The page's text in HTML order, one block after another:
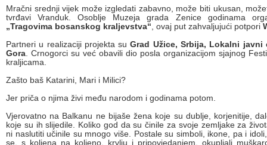
Mračni srednji vijek može izgledati zabavno, može biti ukusan,
tvrđavi Vranduk. Osoblje Muzeja grada Zenice godinama
„Tragovima bosanskog kraljevstva“ , ovaj put zahvaljujući potpori
Partneri u realizaciji projekta suGrad Užice, Srbija, Lokalni
Gora . Crnogorci su već obavili dio posla organizacijom sjajnog
kraljicama.
Zašto baš Katarini, Mari i Milici?
Jer priča o njima živi među narodom i godinama potom.
Vjerovatno na Balkanu ne bijaše žena koje su dublje, korjenitije,
koje su ih slijedile. Koliko god da su činile za svoje zemljake za
ni naslutiti učinile su mnogo više. Postale su simboli, ikone, pa i
se, s koljena na koljeno, krvlju i pripovjedanjem, okupljali